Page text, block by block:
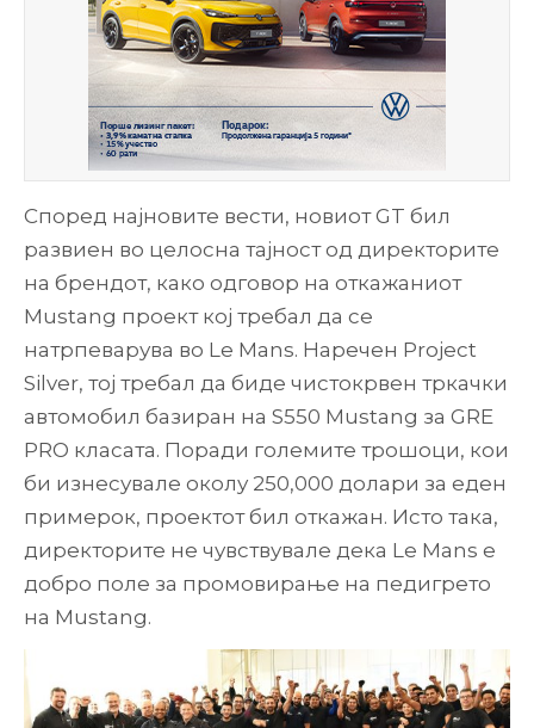
Според најновите вести, новиот GT бил
развиен во целосна тајност од директорите
на брендот, како одговор на откажаниот
Mustang проект кој требал да се
натрпеварува во Le Mans. Наречен Project
Silver, тој требал да биде чистокрвен тркачки
автомобил базиран на S550 Mustang за GRE
PRO класата. Поради големите трошоци, кои
би изнесувале околу 250,000 долари за еден
примерок, проектот бил откажан. Исто така,
директорите не чувствувале дека Le Mans е
добро поле за промовирање на педигрето
на Mustang.